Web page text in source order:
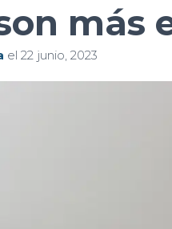
más
el22 junio, 2023